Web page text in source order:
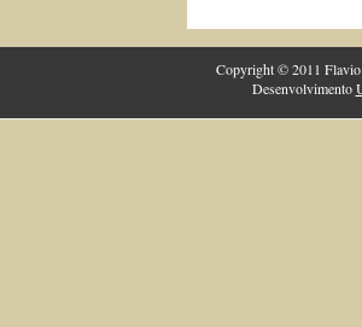
Copyright © 2011 Flavio
Desenvolvimento